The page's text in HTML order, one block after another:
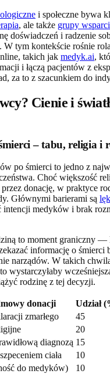
i społeczne bywa
, ale także grupy
doświadczeń i radzenie
W tym kontekście rośnie
takich jak medyk.ai,
i łączą pacjentów z
za to z szacunkiem do
Cienie i
– tabu, religia i
po śmierci to jedno z
Choć większość
donację, w praktyce
Głównymi barierami są lęk
intencji medyków i brak
to moment graniczny —
informację o śmierci
narządów. W takich
wystarczyłaby
rodzinę z tej decyzji.
donacji
Udział
zmarłego
45
20
diagnozą 15
ciała
10
do medyków)
10